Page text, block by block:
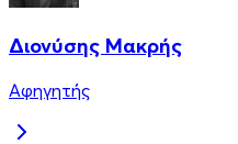
Διονύσης Μακρής
Αφηγητής